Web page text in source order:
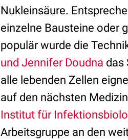
Nukleinsäure.
einzelne Bausteine oder
populär wurde die
und Jennifer Doudna das
alle lebenden Zellen
auf den nächsten
Institut für
Arbeitsgruppe an den